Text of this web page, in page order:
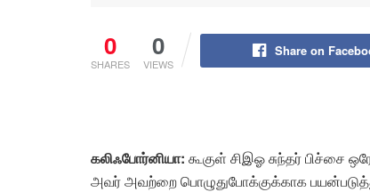
0
SHARES
0
VIEWS
Share on
கலிஃபோர்னியா: கூகுள் சிஇஓ சுந்தர் பிச்சை
அவர் அவற்றை பொழுதுபோக்குக்காக